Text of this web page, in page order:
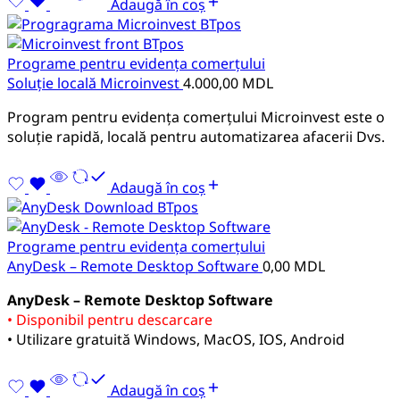
Adaugă în coș
Programe pentru evidența comerțului
Soluție locală Microinvest4.000,00 MDL
Program pentru evidența comerțului Microinvest este o
soluție rapidă, locală pentru automatizarea afacerii Dvs.
Adaugă în coș
Programe pentru evidența comerțului
AnyDesk – Remote Desktop Software0,00 MDL
AnyDesk – Remote Desktop Software
• Disponibil pentru descarcare
• Utilizare gratuită Windows, MacOS, IOS, Android
Adaugă în coș